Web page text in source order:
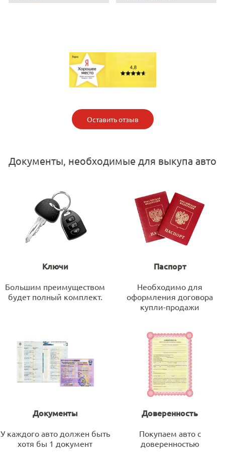
Оставить отзыв
Документы, необходимые для выкупа авто
Ключи
Большим преимуществом
будет полный комплект.
Паспорт
Необходимо для
оформления договора
купли-продажи
Документы
У каждого авто должен быть
хотя бы 1 документ
Доверенность
Покупаем авто с
доверенностью